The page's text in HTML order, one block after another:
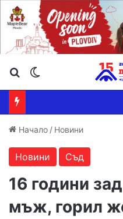
Търсене ...
Начало / Новини
Новини Съд
16 години
мъж, горил